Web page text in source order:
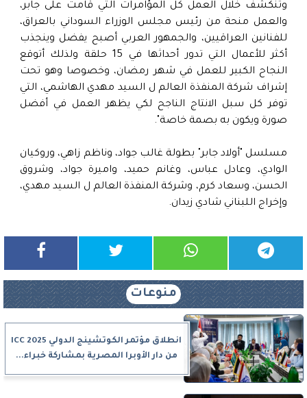
وتنكشف خلال العمل كل المؤامرات التي قامت على جابر،
والعمل منحة من رئيس مجلس الوزراء السوداني بالعراق،
للفنانين العراقيين، والجمهور العربي أصبح يفضل وينجذب
أكثر للأعمال التي تدور أحداثها في 15 حلقة ولذلك أتوقع
النجاح الكبير للعمل في شهر رمضان، وخصوصا وهو تحت
إشراف شركة المنفذة العالم ل السيد مهدي الهاشمي، التي
توفر كل سبل الانتاج الناجح لكي يظهر العمل في أفضل
صورة ويكون به بصمة خاصة".
مسلسل "أولاد جابر" بطولة غالب جواد، وناظم زاهي، وروكيان
الوادي، وعادل عباس، وغانم حميد، واميرة جواد، وشروق
الحسن، وسعاد كرم، وشركة المنفذة العالم ل السيد مهدي،
وإخراج اللبناني شادي زيدان.
منوعات
انطلاق مؤتمر الكوتشينج الدولي ICC 2025
من دار الأوبرا المصرية بمشاركة خبراء...